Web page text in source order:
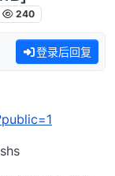
240
登录后回复